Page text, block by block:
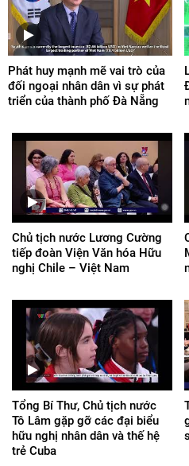
Phát huy mạnh mẽ vai trò của
đối ngoại nhân dân vì sự phát
triển của thành phố Đà Nẵng
Chủ tịch nước Lương Cường
tiếp đoàn Viện Văn hóa Hữu
nghị Chile – Việt Nam
Tổng Bí Thư, Chủ tịch nước
Tô Lâm gặp gỡ các đại biểu
hữu nghị nhân dân và thế hệ
trẻ Cuba